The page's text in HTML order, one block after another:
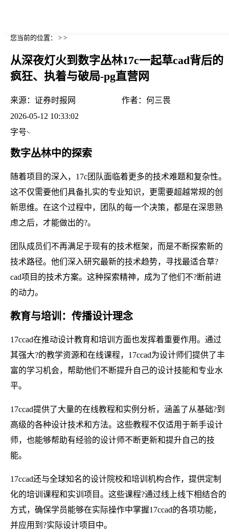
您当前的位置： > >
从深夜灯火到数字丛林17c一起草cad背后的
疯狂、执着与破局-pg直营网
来源： 证券时报网 作者： 何三畏
2026-05-12 10:33:02
字号
数字丛林中的探索
随着项目的深入，17c团队面临着更多的技术难题和复杂性。
这不仅需要他们具备扎实的专业知识，更需要超越常规的创
新思维。在这个过程中，团队的每一个决策，都是在深思熟
虑之后，才能做出的?。
团队成员们不再满足于现有的技术框架，而是不断探索新的
技术路径。他们深入研究最新的技术趋势，寻找最适合草?
cad项目的技术方案。这种探索精神，成为了他们不?断前进
的动力。
教育与培训：传播设计理念
17ccad在推动设计教育和培训方面也发挥着重要作用。通过
其强大?的教学资源和在线课程，17ccad为设计师们提供了丰
富的学习机会，帮助他们不断提升自己的设计技能和专业水
平。
17ccad提供了大量的在线教程和实例分析，涵盖了从基础?到
高级的各种设计技术和方法。这些教程不仅适用于新手设计
师，也能够帮助有经验的设计师不断更新和提升自己的技
能。
17ccad还与全球知名的设计院校和培训机构合作，提供定制
化的培训课程和实训项目。这些课程?通过线上线下相结合的
方式，确保学员能够在实际操作中掌握17ccad的各项功能，
并应用到?实际设计项目中。